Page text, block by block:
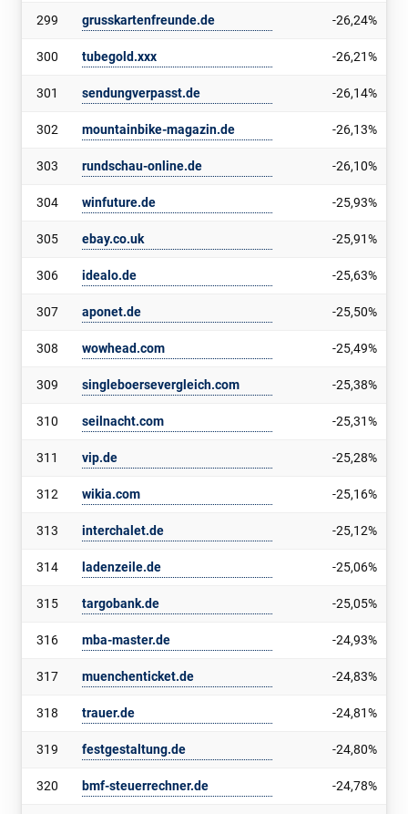
299 grusskartenfreunde.de -26,24%
300 tubegold.xxx -26,21%
301 sendungverpasst.de -26,14%
302 mountainbike-magazin.de -26,13%
303 rundschau-online.de -26,10%
304 winfuture.de -25,93%
305 ebay.co.uk -25,91%
306 idealo.de -25,63%
307 aponet.de -25,50%
308 wowhead.com -25,49%
309 singleboersevergleich.com -25,38%
310 seilnacht.com -25,31%
311 vip.de -25,28%
312 wikia.com -25,16%
313 interchalet.de -25,12%
314 ladenzeile.de -25,06%
315 targobank.de -25,05%
316 mba-master.de -24,93%
317 muenchenticket.de -24,83%
318 trauer.de -24,81%
319 festgestaltung.de -24,80%
320 bmf-steuerrechner.de -24,78%